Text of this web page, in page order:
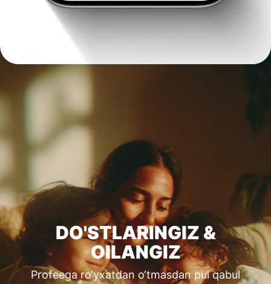
DO'STLARINGIZ &
OILANGIZ
Profeega ro‘yxatdan o‘tmasdan pul qabul